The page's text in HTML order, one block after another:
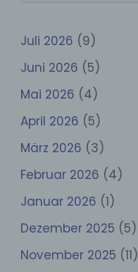
Juli 2026 (9)
Juni 2026 (5)
Mai 2026 (4)
April 2026 (5)
März 2026 (3)
Februar 2026 (4)
Januar 2026 (1)
Dezember 2025 (5)
November 2025 (11)